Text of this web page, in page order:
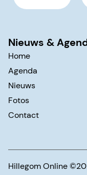
Nieuws &
Home
Agenda
Nieuws
Fotos
Contact
Hillegom Online